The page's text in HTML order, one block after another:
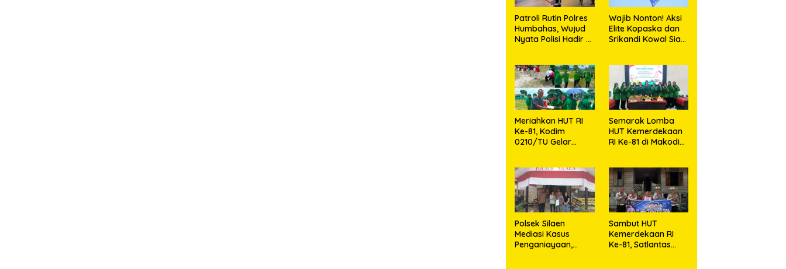
Patroli Rutin Polres
Humbahas, Wujud
Nyata Polisi Hadir di
Wajib Nonton! Aksi
Elite Kopaska dan
Srikandi Kowal Siap
Meriahkan HUT RI
Ke-81, Kodim
0210/TU Gelar
Semarak Lomba
HUT Kemerdekaan
RI Ke-81 di Makodim
Polsek Silaen
Mediasi Kasus
Penganiayaan,
Sambut HUT
Kemerdekaan RI
Ke-81, Satlantas